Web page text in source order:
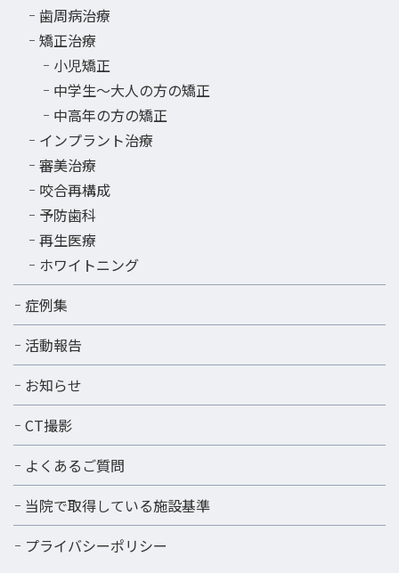
歯周病治療
矯正治療
小児矯正
中学生～大人の方の矯正
中高年の方の矯正
インプラント治療
審美治療
咬合再構成
予防歯科
再生医療
ホワイトニング
症例集
活動報告
お知らせ
CT撮影
よくあるご質問
当院で取得している施設基準
プライバシーポリシー